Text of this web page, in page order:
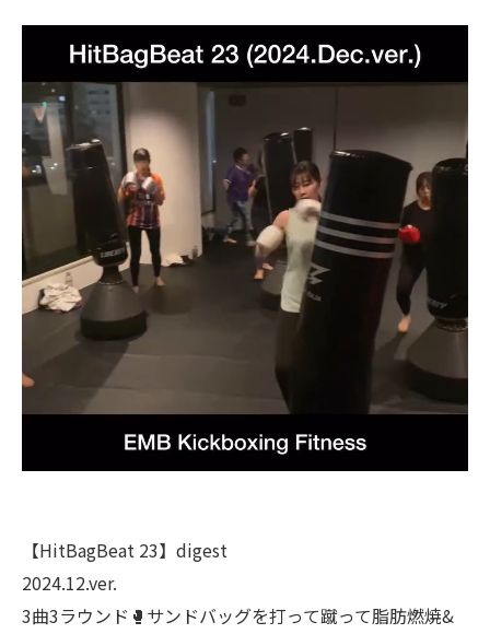
【HitBagBeat 23】digest
2024.12.ver.
3曲3ラウンド🥊サンドバッグを打って蹴って脂肪燃焼&